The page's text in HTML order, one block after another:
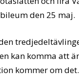
den 25 maj.
kan komma att
kommer om det.